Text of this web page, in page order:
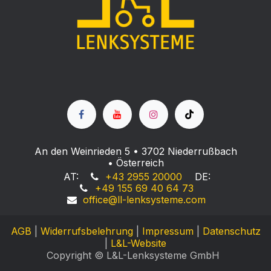
An den Weinrieden 5 • 3702 Niederrußbach
• Österreich
AT:
+43 2955 20000
DE:
+49 155 69 40 64 73
office@ll-lenksysteme.com
AGB Widerrufsbelehrung Impressum
Datenschutz
L&L-Website
Copyright © L&L-Lenksysteme GmbH